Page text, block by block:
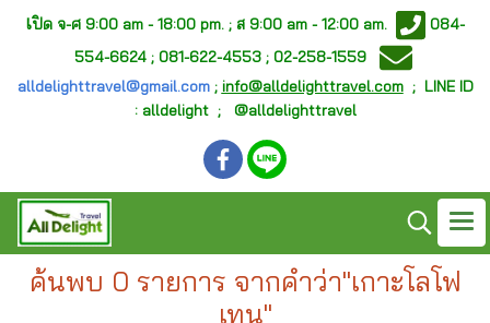
เปิด จ-ศ 9:00 am - 18:00 pm. ; ส 9:00 am - 12:00 am.
084-
554-6624 ; 081-622-4553 ; 02-258-1559
alldelighttravel@gmail.com; info@alldelighttravel.com; LINE ID
: alldelight ; @alldelighttravel
ค้นพบ 0 รายการ จากคำว่า"เกาะโลโฟ
เทน"